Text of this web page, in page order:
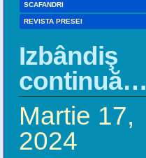
SCAFANDRI
REVISTA PRESEI
Izbândiş
continuă…
Martie 17,
2024